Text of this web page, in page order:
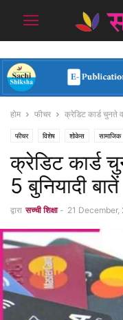
होम फीचर क्रेडिट कार्ड चुनते
फीचर विशेष शोकेस सामाजिक
क्रेडिट कार्ड
5 बुनियादी बातें
द्वारा सच्ची शिक्षा - 21 December,